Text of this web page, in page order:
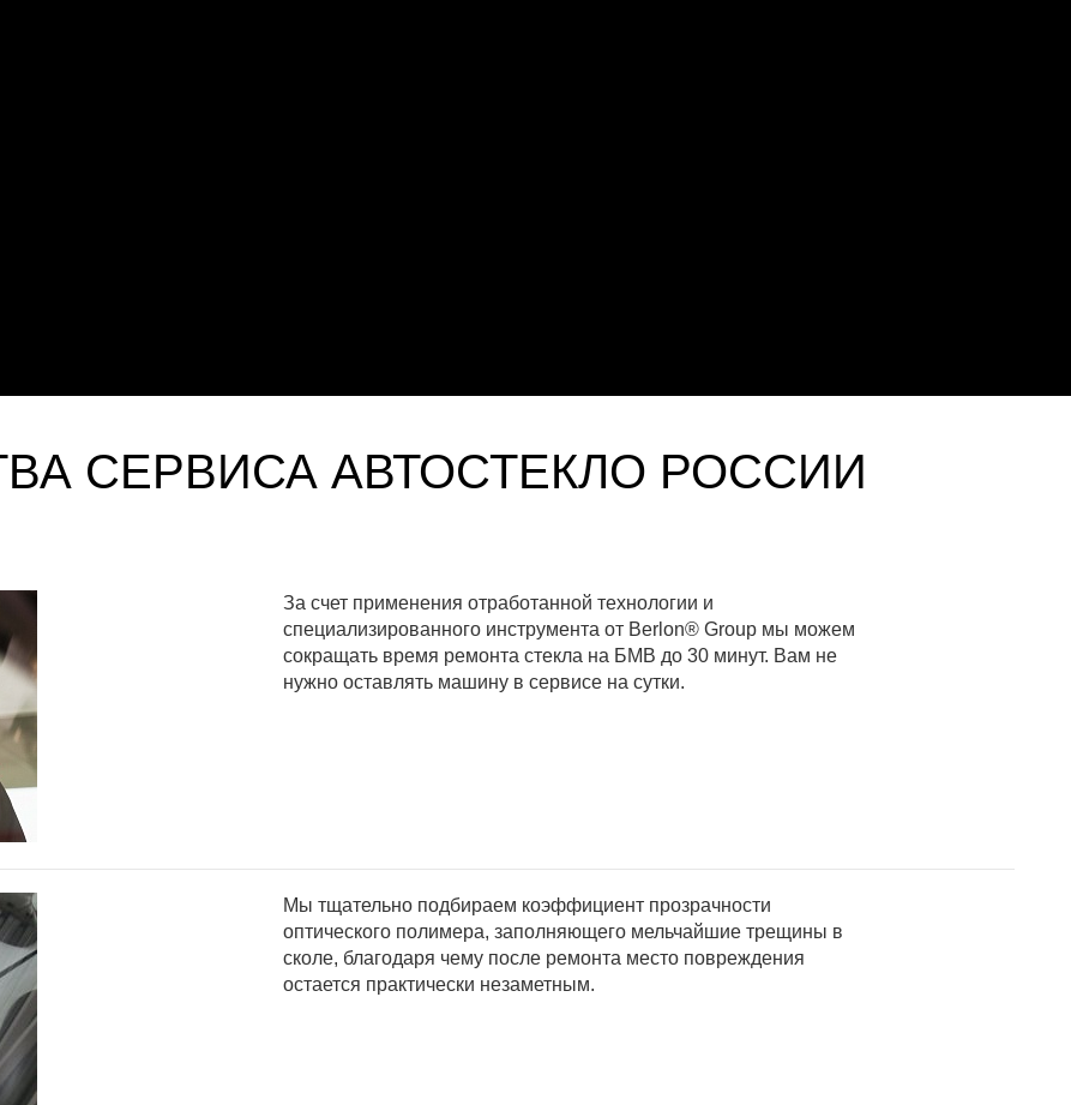
СЕРВИСА АВТОСТЕКЛО РОССИИ
За счет применения отработанной технологии и
специализированного инструмента от Berlon® Group мы можем
сокращать время ремонта стекла на БМВ до 30 минут. Вам не
нужно оставлять машину в сервисе на сутки.
Мы тщательно подбираем коэффициент прозрачности
оптического полимера, заполняющего мельчайшие трещины в
сколе, благодаря чему после ремонта место повреждения
остается практически незаметным.